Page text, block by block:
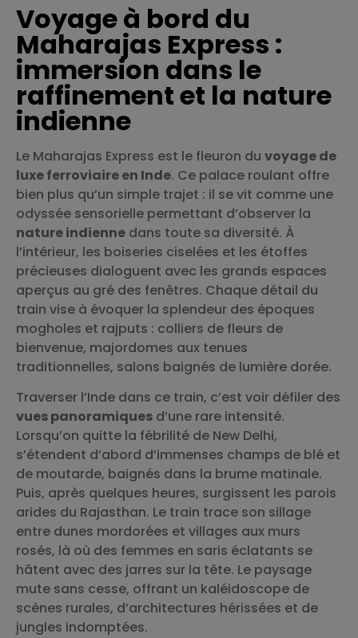
Voyage à bord du
Maharajas Express :
immersion dans le
raffinement et la nature
indienne
Le Maharajas Express est le fleuron du voyage de
luxe ferroviaire en Inde. Ce palace roulant offre
bien plus qu’un simple trajet : il se vit comme une
odyssée sensorielle permettant d’observer la
nature indienne dans toute sa diversité. À
l’intérieur, les boiseries ciselées et les étoffes
précieuses dialoguent avec les grands espaces
aperçus au gré des fenêtres. Chaque détail du
train vise à évoquer la splendeur des époques
mogholes et rajputs : colliers de fleurs de
bienvenue, majordomes aux tenues
traditionnelles, salons baignés de lumière dorée.
Traverser l’Inde dans ce train, c’est voir défiler des
vues panoramiques d’une rare intensité.
Lorsqu’on quitte la fébrilité de New Delhi,
s’étendent d’abord d’immenses champs de blé et
de moutarde, baignés dans la brume matinale.
Puis, après quelques heures, surgissent les parois
arides du Rajasthan. Le train trace son sillage
entre dunes mordorées et villages aux murs
rosés, là où des femmes en saris éclatants se
hâtent avec des jarres sur la tête. Le paysage
mute sans cesse, offrant un kaléidoscope de
scènes rurales, d’architectures hérissées et de
jungles indomptées.